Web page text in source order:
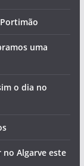
uma
o dia no
Algarve este